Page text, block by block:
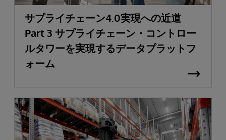
サプライチェーン4.0実現への近道
Part 3 サプライチェーン・コントロー
ルタワーを実現するデータプラットフ
ォーム